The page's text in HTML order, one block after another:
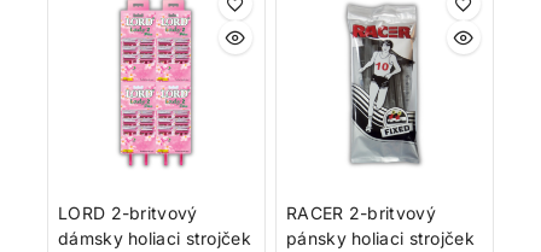
LORD 2-britvový
dámsky holiaci strojček
RACER 2-britvový
pánsky holiaci strojček